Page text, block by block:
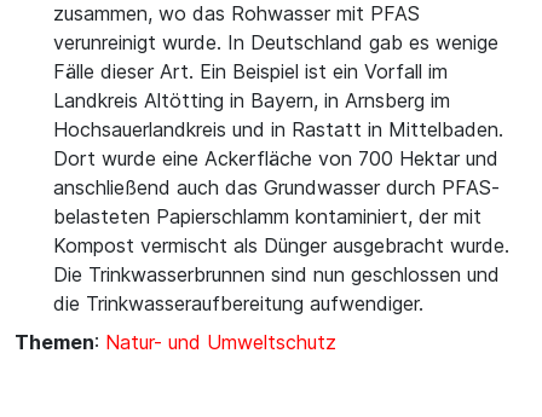
zusammen, wo das Rohwasser mit PFAS
verunreinigt wurde. In Deutschland gab es wenige
Fälle dieser Art. Ein Beispiel ist ein Vorfall im
Landkreis Altötting in Bayern, in Arnsberg im
Hochsauerlandkreis und in Rastatt in Mittelbaden.
Dort wurde eine Ackerfläche von 700 Hektar und
anschließend auch das Grundwasser durch PFAS-
belasteten Papierschlamm kontaminiert, der mit
Kompost vermischt als Dünger ausgebracht wurde.
Die Trinkwasserbrunnen sind nun geschlossen und
die Trinkwasseraufbereitung aufwendiger.
Themen: Natur- und Umweltschutz